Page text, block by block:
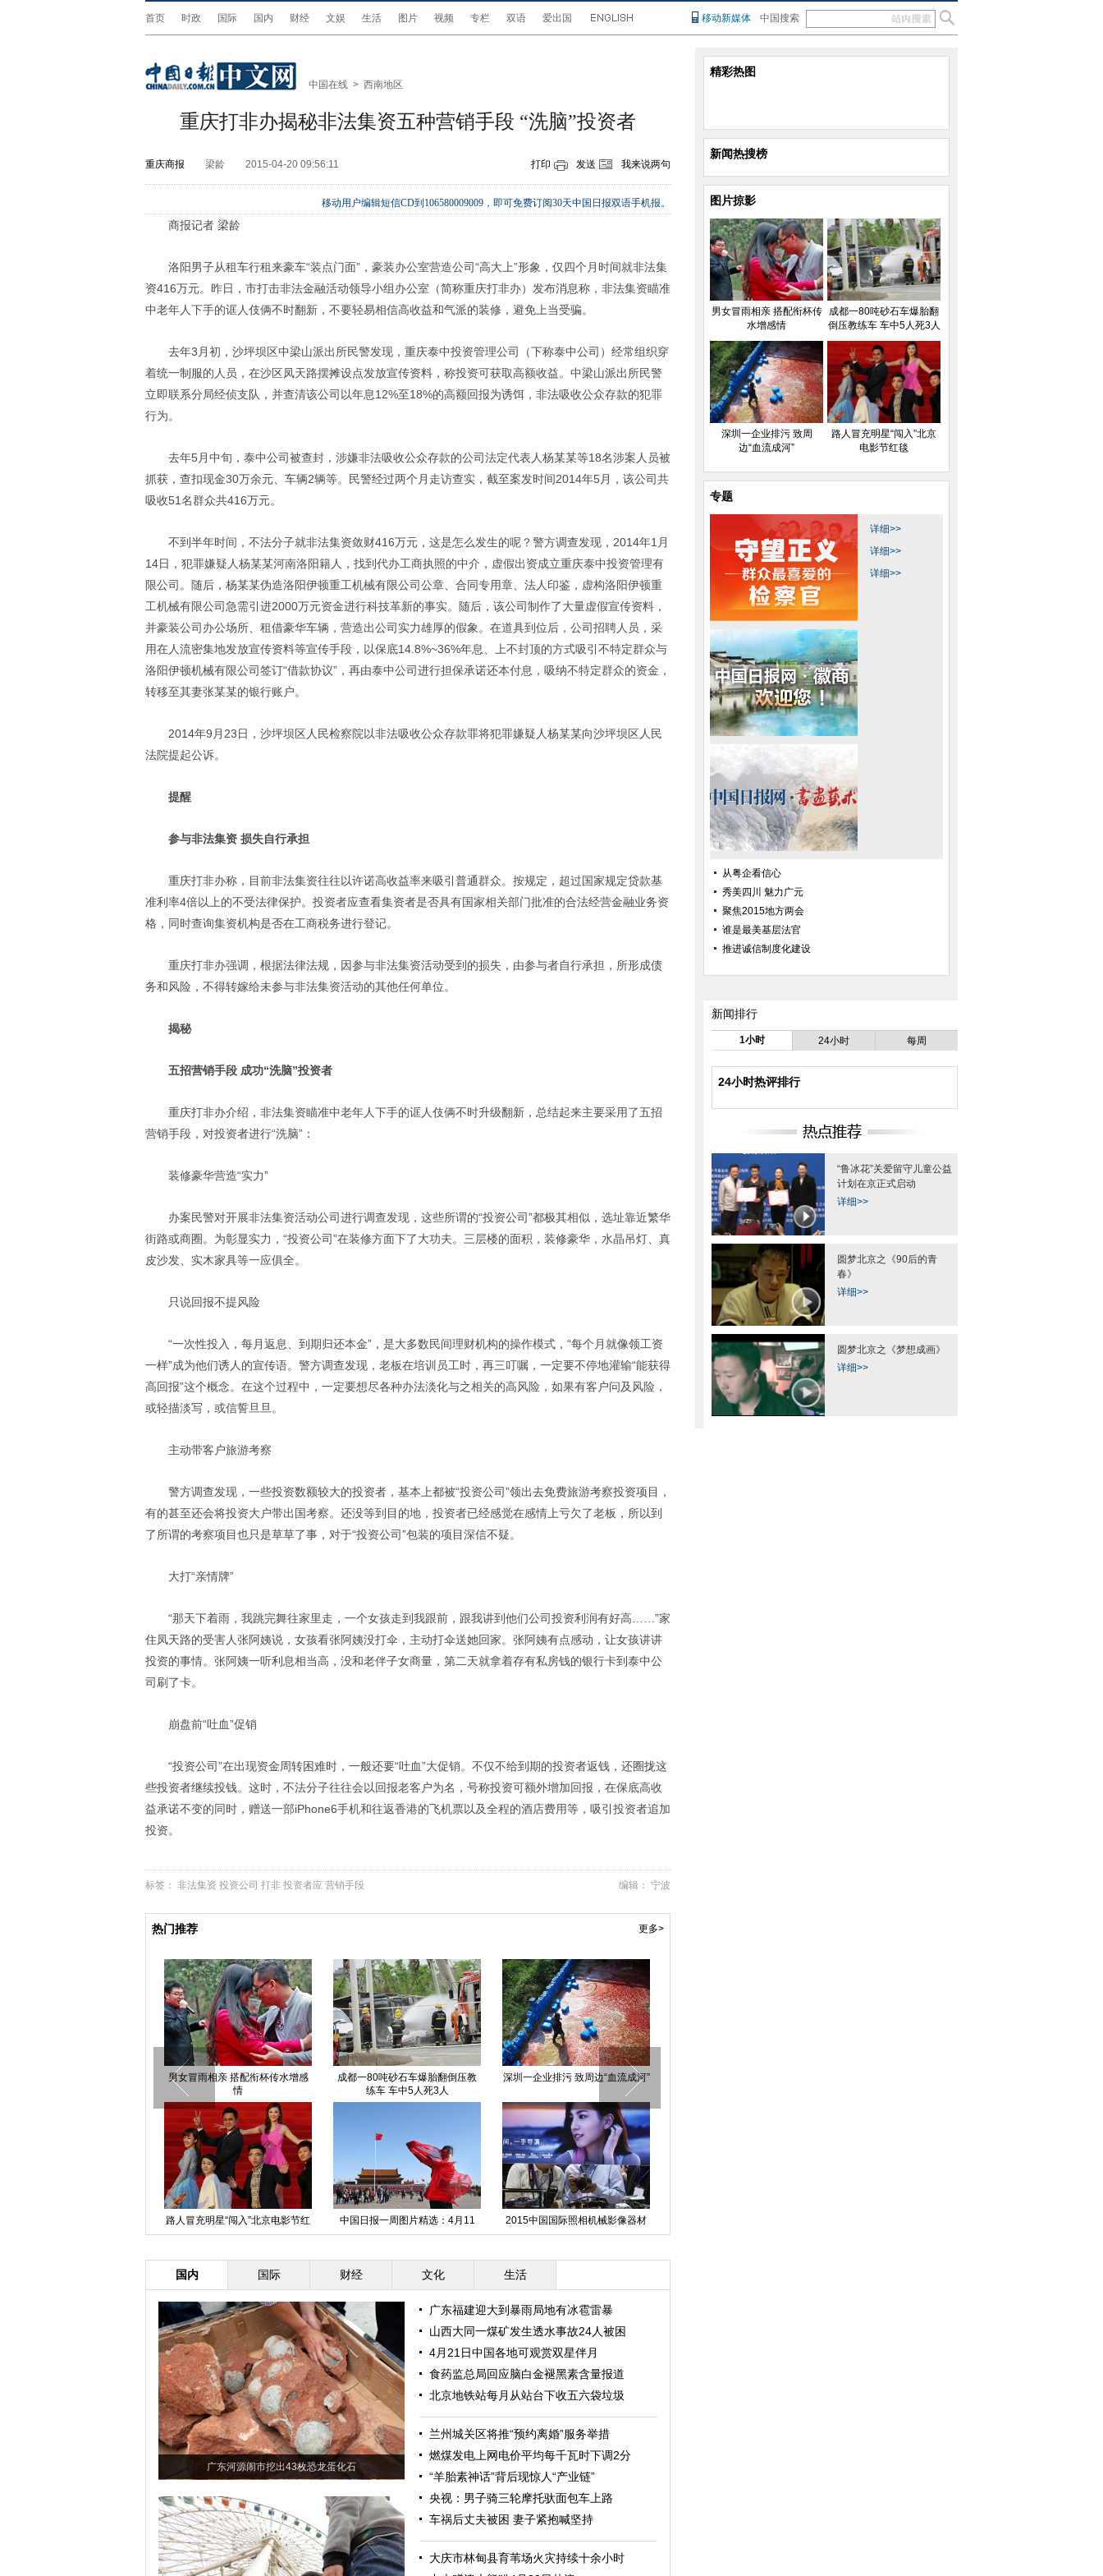
首页 时政 国际 国内 财经 文娱 生活 图片 视频 专栏 双语 爱出国 移动新媒体 中国搜索
中国在线 > 西南地区
重庆打非办揭秘非法集资五种营销手段 “洗脑”投资者
重庆商报 梁龄 2015-04-20 09:56:11 打印 发送 我来说两句
移动用户编辑短信CD到106580009009，即可免费订阅30天中国日报双语手机报。
商报记者 梁龄
洛阳男子从租车行租来豪车“装点门面”，豪装办公室营造公司“高大上”形象，仅四个月时间就非法集
资416万元。昨日，市打击非法金融活动领导小组办公室（简称重庆打非办）发布消息称，非法集资瞄准
中老年人下手的诓人伎俩不时翻新，不要轻易相信高收益和气派的装修，避免上当受骗。
去年3月初，沙坪坝区中梁山派出所民警发现，重庆泰中投资管理公司（下称泰中公司）经常组织穿
着统一制服的人员，在沙区凤天路摆摊设点发放宣传资料，称投资可获取高额收益。中梁山派出所民警
立即联系分局经侦支队，并查清该公司以年息12%至18%的高额回报为诱饵，非法吸收公众存款的犯罪
行为。
去年5月中旬，泰中公司被查封，涉嫌非法吸收公众存款的公司法定代表人杨某某等18名涉案人员被
抓获，查扣现金30万余元、车辆2辆等。民警经过两个月走访查实，截至案发时间2014年5月，该公司共
吸收51名群众共416万元。
不到半年时间，不法分子就非法集资敛财416万元，这是怎么发生的呢？警方调查发现，2014年1月
14日，犯罪嫌疑人杨某某河南洛阳籍人，找到代办工商执照的中介，虚假出资成立重庆泰中投资管理有
限公司。随后，杨某某伪造洛阳伊顿重工机械有限公司公章、合同专用章、法人印鉴，虚构洛阳伊顿重
工机械有限公司急需引进2000万元资金进行科技革新的事实。随后，该公司制作了大量虚假宣传资料，
并豪装公司办公场所、租借豪华车辆，营造出公司实力雄厚的假象。在道具到位后，公司招聘人员，采
用在人流密集地发放宣传资料等宣传手段，以保底14.8%~36%年息、上不封顶的方式吸引不特定群众与
洛阳伊顿机械有限公司签订“借款协议”，再由泰中公司进行担保承诺还本付息，吸纳不特定群众的资金，
转移至其妻张某某的银行账户。
2014年9月23日，沙坪坝区人民检察院以非法吸收公众存款罪将犯罪嫌疑人杨某某向沙坪坝区人民
法院提起公诉。
提醒
参与非法集资 损失自行承担
重庆打非办称，目前非法集资往往以许诺高收益率来吸引普通群众。按规定，超过国家规定贷款基
准利率4倍以上的不受法律保护。投资者应查看集资者是否具有国家相关部门批准的合法经营金融业务资
格，同时查询集资机构是否在工商税务进行登记。
重庆打非办强调，根据法律法规，因参与非法集资活动受到的损失，由参与者自行承担，所形成债
务和风险，不得转嫁给未参与非法集资活动的其他任何单位。
揭秘
五招营销手段 成功“洗脑”投资者
重庆打非办介绍，非法集资瞄准中老年人下手的诓人伎俩不时升级翻新，总结起来主要采用了五招
营销手段，对投资者进行“洗脑”：
装修豪华营造“实力”
办案民警对开展非法集资活动公司进行调查发现，这些所谓的“投资公司”都极其相似，选址靠近繁华
街路或商圈。为彰显实力，“投资公司”在装修方面下了大功夫。三层楼的面积，装修豪华，水晶吊灯、真
皮沙发、实木家具等一应俱全。
只说回报不提风险
“一次性投入，每月返息、到期归还本金”，是大多数民间理财机构的操作模式，“每个月就像领工资
一样”成为他们诱人的宣传语。警方调查发现，老板在培训员工时，再三叮嘱，一定要不停地灌输“能获得
高回报”这个概念。在这个过程中，一定要想尽各种办法淡化与之相关的高风险，如果有客户问及风险，
或轻描淡写，或信誓旦旦。
主动带客户旅游考察
警方调查发现，一些投资数额较大的投资者，基本上都被“投资公司”领出去免费旅游考察投资项目，
有的甚至还会将投资大户带出国考察。还没等到目的地，投资者已经感觉在感情上亏欠了老板，所以到
了所谓的考察项目也只是草草了事，对于“投资公司”包装的项目深信不疑。
大打“亲情牌”
“那天下着雨，我跳完舞往家里走，一个女孩走到我跟前，跟我讲到他们公司投资利润有好高……”家
住凤天路的受害人张阿姨说，女孩看张阿姨没打伞，主动打伞送她回家。张阿姨有点感动，让女孩讲讲
投资的事情。张阿姨一听利息相当高，没和老伴子女商量，第二天就拿着存有私房钱的银行卡到泰中公
司刷了卡。
崩盘前“吐血”促销
“投资公司”在出现资金周转困难时，一般还要“吐血”大促销。不仅不给到期的投资者返钱，还圈拢这
些投资者继续投钱。这时，不法分子往往会以回报老客户为名，号称投资可额外增加回报，在保底高收
益承诺不变的同时，赠送一部iPhone6手机和往返香港的飞机票以及全程的酒店费用等，吸引投资者追加
投资。
编辑： 宁波
标签： 非法集资 投资公司 打非 投资者应 营销手段
热门推荐 更多>
男女冒雨相亲 搭配衔杯传水增感
情
成都一80吨砂石车爆胎翻倒压教
练车 车中5人死3人
深圳一企业排污 致周边“血流成河”
路人冒充明星“闯入”北京电影节红
毯
中国日报一周图片精选：4月11
日-17日
2015中国国际照相机械影像器材
与技术博览会在京开幕
国内 国际 财经 文化 生活
广东河源闹市挖出43枚恐龙蛋化石
广东福建迎大到暴雨局地有冰雹雷暴
山西大同一煤矿发生透水事故24人被困
4月21日中国各地可观赏双星伴月
食药监总局回应脑白金褪黑素含量报道
北京地铁站每月从站台下收五六袋垃圾
兰州城关区将推“预约离婚”服务举措
燃煤发电上网电价平均每千瓦时下调2分
“羊胎素神话”背后现惊人“产业链”
央视：男子骑三轮摩托驮面包车上路
车祸后丈夫被困 妻子紧抱喊坚持
大庆市林甸县育苇场火灾持续十余小时
精彩热图
新闻热搜榜
图片掠影
男女冒雨相亲 搭配衔杯传
水增感情
成都一80吨砂石车爆胎翻
倒压教练车 车中5人死3人
深圳一企业排污 致周
边“血流成河”
路人冒充明星“闯入”北京
电影节红毯
专题
详细>>
详细>>
详细>>
从粤企看信心
秀美四川 魅力广元
聚焦2015地方两会
谁是最美基层法官
推进诚信制度化建设
新闻排行
1小时 24小时 每周
24小时热评排行
“鲁冰花”关爱留守儿童公益
计划在京正式启动
详细>>
圆梦北京之《90后的青
春》
详细>>
圆梦北京之《梦想成画》
详细>>